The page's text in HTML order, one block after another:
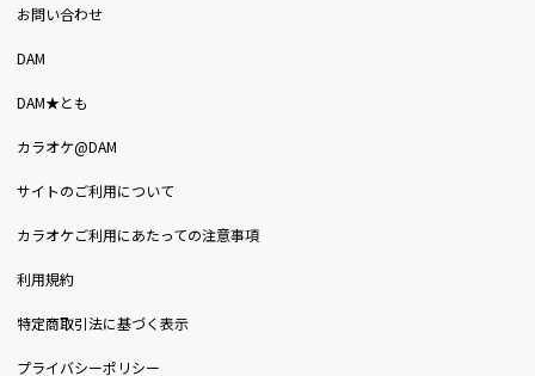
お問い合わせ
DAM
DAM★とも
カラオケ@DAM
サイトのご利用について
カラオケご利用にあたっての注意事項
利用規約
特定商取引法に基づく表示
プライバシーポリシー